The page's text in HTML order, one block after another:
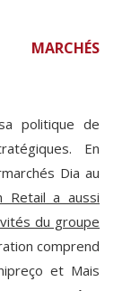
MARCHÉS
politique de
En
Dia au
Retail a aussi
du groupe
comprend
et Mais